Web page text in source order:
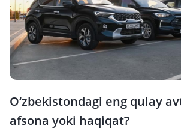
O‘zbekistondagi eng qulay
afsona yoki haqiqat?